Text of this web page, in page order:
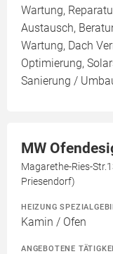
Wartung,
Austausch,
Wartung, Dach
Optimierung,
Sanierung /
MW
Magarethe-Ries-
Priesendorf)
HEIZUNG
Kamin / Ofen
ANGEBOTENE